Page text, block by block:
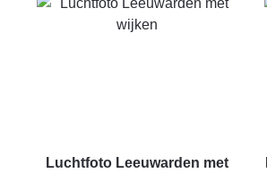
Luchtfoto Leeuwarden met